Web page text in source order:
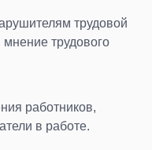
трудовой
трудового
работников,
в работе.